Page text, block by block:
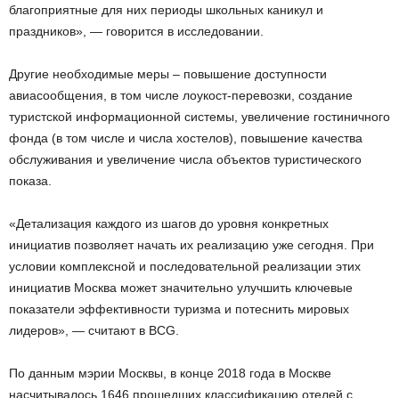
благоприятные для них периоды школьных каникул и
праздников», — говорится в исследовании.
Другие необходимые меры – повышение доступности
авиасообщения, в том числе лоукост-перевозки, создание
туристской информационной системы, увеличение гостиничного
фонда (в том числе и числа хостелов), повышение качества
обслуживания и увеличение числа объектов туристического
показа.
«Детализация каждого из шагов до уровня конкретных
инициатив позволяет начать их реализацию уже сегодня. При
условии комплексной и последовательной реализации этих
инициатив Москва может значительно улучшить ключевые
показатели эффективности туризма и потеснить мировых
лидеров», — считают в BCG.
По данным мэрии Москвы, в конце 2018 года в Москве
насчитывалось 1646 прошедших классификацию отелей с